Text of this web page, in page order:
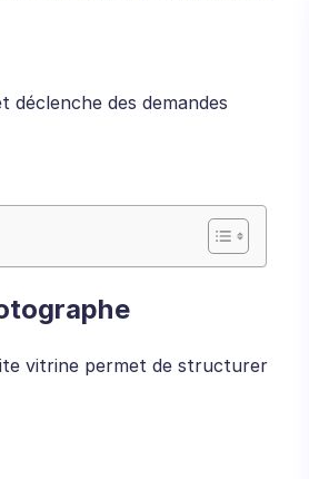
des demandes
vitrine permet de structurer